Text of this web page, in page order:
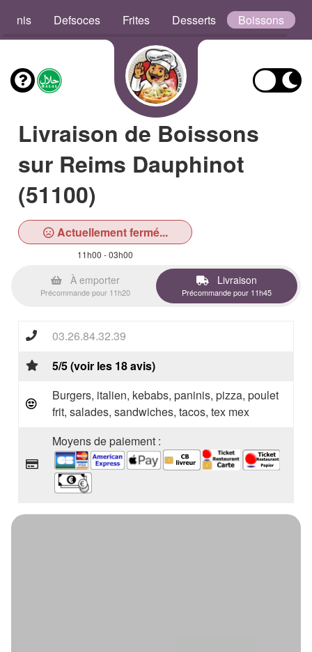
Defsoces Frites Desserts Boissons
Livraison de Boissons
sur Reims Dauphinot
(51100)
Actuellement fermé...
11h00 - 03h00
À emporter
Précommande pour 11h20
Livraison
Précommande pour 11h45
03.26.84.32.39
5/5 (voir les 18 avis)
Burgers, italien, kebabs, paninis, pizza, poulet
frit, salades, sandwiches, tacos, tex mex
Moyens de paiement :